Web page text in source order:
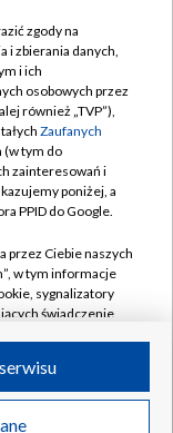
likwidacji
zgody na
i zbierania danych,
i ich
osobowych przez
również „TVP”),
Zaufanych
(w tym do
zainteresowań i
poniżej, a
PPID do Google.
przez Ciebie naszych
w tym informacje
sygnalizatory
świadczenie
przez Ciebie